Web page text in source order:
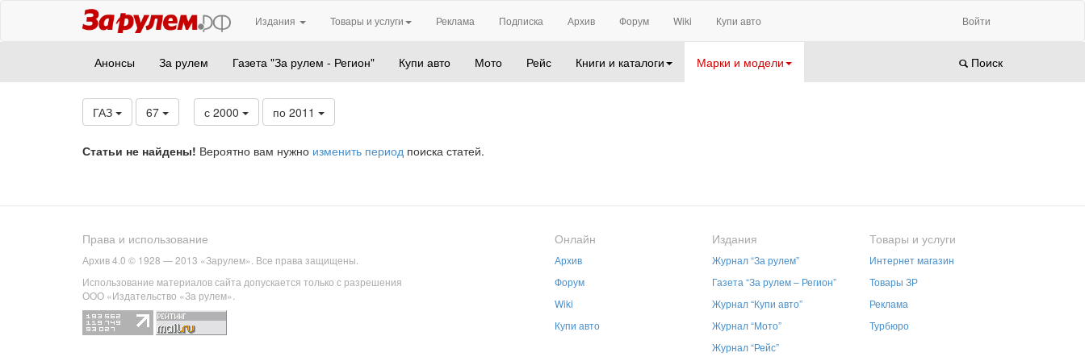
Издания Товары и услуги Реклама Подписка Архив Форум Wiki Купи авто Войти
Анонсы За рулем Газета "За рулем - Регион" Купи авто Мото Рейс Книги и каталоги Марки и модели Поиск
ГАЗ 67 с 2000 по 2011
Статьи не найдены! Вероятно вам нужно изменить период поиска статей.
Права и использование
Архив 4.0 © 1928 — 2013 «Зарулем». Все права защищены.
Использование материалов сайта допускается только с разрешения
ООО «Издательство «За рулем».
Онлайн
Архив
Форум
Wiki
Купи авто
Издания
Журнал “За рулем”
Газета “За рулем – Регион”
Журнал “Купи авто”
Журнал “Мото”
Журнал “Рейс”
Товары и услуги
Интернет магазин
Товары ЗР
Реклама
Турбюро